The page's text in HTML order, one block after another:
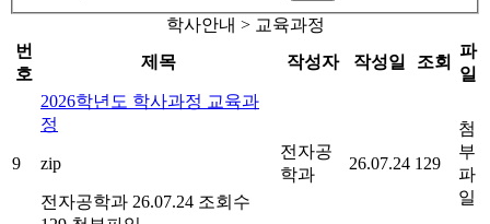
학사안내 > 교육과정
번
호
제목 작성자 작성일 조회
파
일
9
2026학년도 학사과정 교육과
정
zip
전자공학과 26.07.24 조회수
전자공
학과
26.07.24 129
첨
부
파
일